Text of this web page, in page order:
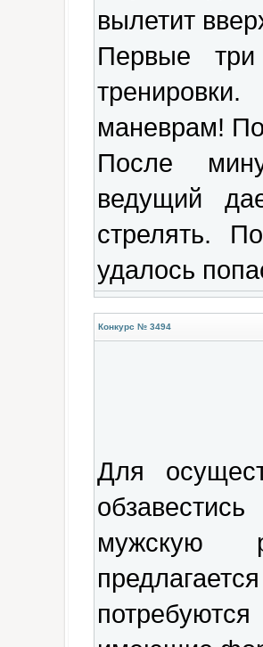
вылетит
Первые
маневрам!
После
ведущий
стрелять.
удалось
Конкурс № 3494
Для
мужскую